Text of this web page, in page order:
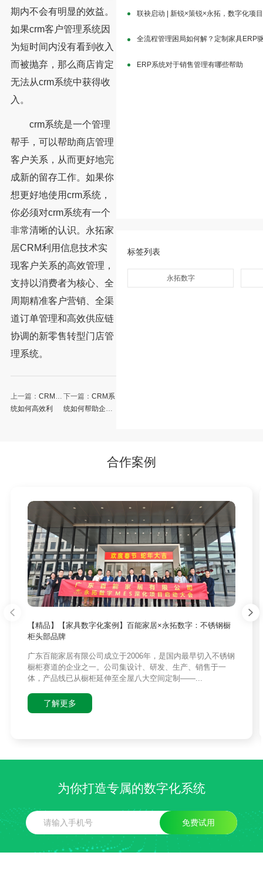
期内不会有明显的效益。
如果crm客户管理系统因
为短时间内没有看到收入
而被抛弃，那么商店肯定
无法从crm系统中获得收
入。
crm系统是一个管理
帮手，可以帮助商店管理
客户关系，从而更好地完
成新的留存工作。如果你
想更好地使用crm系统，
你必须对crm系统有一个
非常清晰的认识。永拓家
居CRM利用信息技术实
现客户关系的高效管理，
支持以消费者为核心、全
周期精准客户营销、全渠
道订单管理和高效供应链
协调的新零售转型门店管
理系统。
上一篇： CRM系
统如何高效利
下一篇： CRM系
统如何帮助企业
联袂启动 | 新锐×策锐×永拓，数字化项
全流程管理困局如何解？定制家具ERP
ERP系统对于销售管理有哪些帮助
标签列表
永拓数字
合作案例
【精品】【家具数字化案例】百能家居×永拓数字：不锈钢橱
柜头部品牌
广东百能家居有限公司成立于2006年，是国内最早切入不锈钢
橱柜赛道的企业之一。公司集设计、研发、生产、销售于一
体，产品线已从橱柜延伸至全屋八大空间定制——...
了解更多
为你打造专属的数字化系统
免费试用